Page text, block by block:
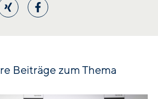
Beiträge zum Thema